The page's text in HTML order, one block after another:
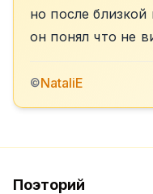
но после близкой
он понял что не
©NataliE
Поэторий